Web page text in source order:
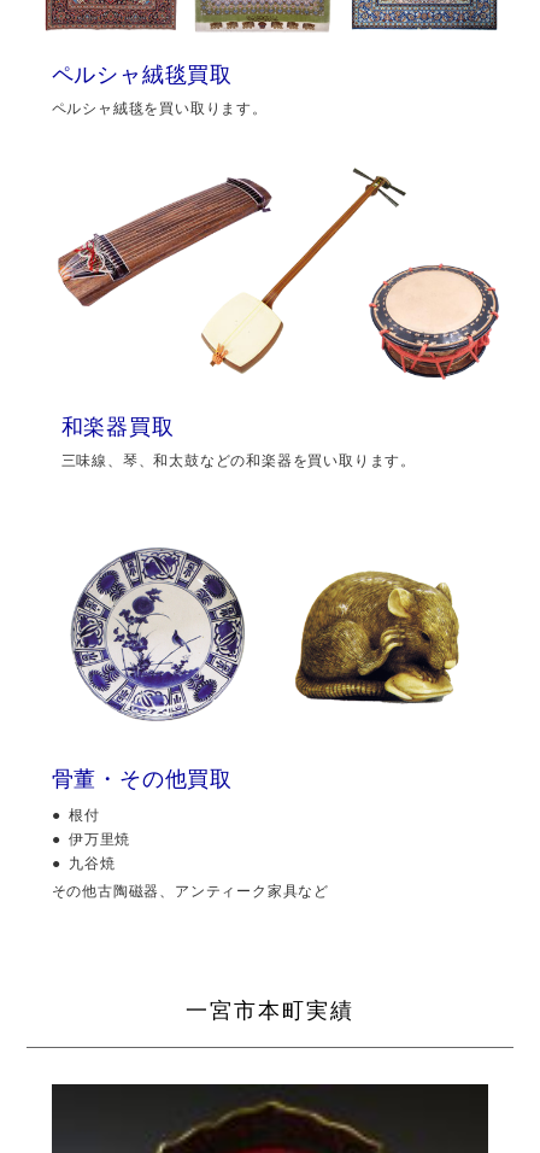
ペルシャ絨毯買取
ペルシャ絨毯を買い取ります。
和楽器買取
三味線、琴、和太鼓などの和楽器を買い取ります。
骨董・その他買取
根付
伊万里焼
九谷焼
その他古陶磁器、アンティーク家具など
一宮市本町実績